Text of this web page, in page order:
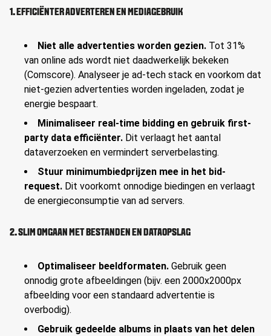
1. EFFICIËNTER ADVERTEREN EN MEDIAGEBRUIK
Niet alle advertenties worden gezien. Tot 31%
van online ads wordt niet daadwerkelijk bekeken
(Comscore). Analyseer je ad-tech stack en voorkom dat
niet-gezien advertenties worden ingeladen, zodat je
energie bespaart.
Minimaliseer real-time bidding en gebruik first-
party data efficiënter. Dit verlaagt het aantal
dataverzoeken en vermindert serverbelasting.
Stuur minimumbiedprijzen mee in het bid-
request. Dit voorkomt onnodige biedingen en verlaagt
de energieconsumptie van ad servers.
2. SLIM OMGAAN MET BESTANDEN EN DATAOPSLAG
Optimaliseer beeldformaten. Gebruik geen
onnodig grote afbeeldingen (bijv. een 2000x2000px
afbeelding voor een standaard advertentie is
overbodig).
Gebruik gedeelde albums in plaats van het delen